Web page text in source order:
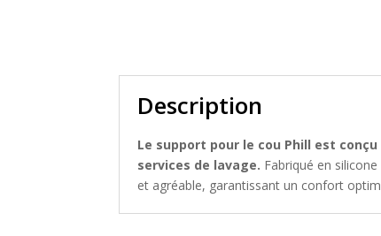
Description
Le support pour le cou Phill est
services de lavage. Fabriqué en
et agréable, garantissant un confort